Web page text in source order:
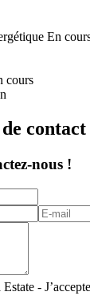
En
cours
contact
nous !
-